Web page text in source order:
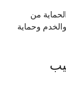
من
وحماية